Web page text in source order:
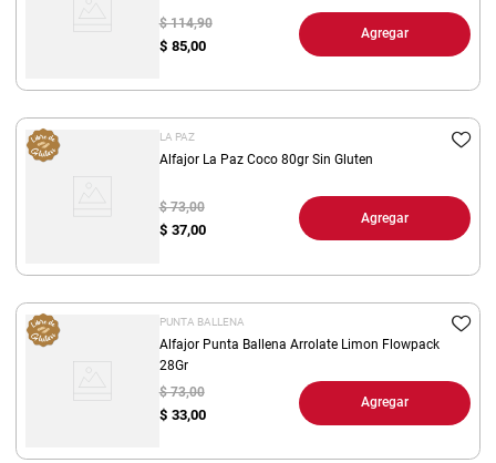
$ 85,00
$ 114,90
Agregar
LA PAZ
Alfajor La Paz Coco 80gr Sin Gluten
$ 37,00
$ 73,00
Agregar
PUNTA BALLENA
Alfajor Punta Ballena Arrolate Limon Flowpack
28Gr
$ 33,00
$ 73,00
Agregar